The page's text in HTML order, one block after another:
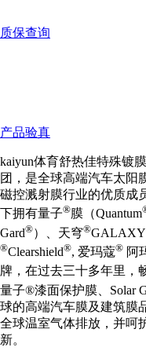
质保查询
产品验真
kaiyun体育舒热佳特殊镀
团，是全球高端汽车太
磁控溅射膜行业的优质成
下拥有量子®膜（Quantum
Gard®）、天穹®GALAXY
®Clearshield®, 爱玛蔻® 阿
牌，在过去三十多年里，
量子®漆面保护膜、Solar
球的高端汽车膜及建筑膜
全球温室气体排放，并呵
新。